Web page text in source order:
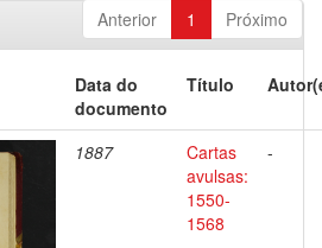
Anterior 1 Próximo
Data do
documento
Título
1887
Cartas
avulsas:
1550-
1568
-